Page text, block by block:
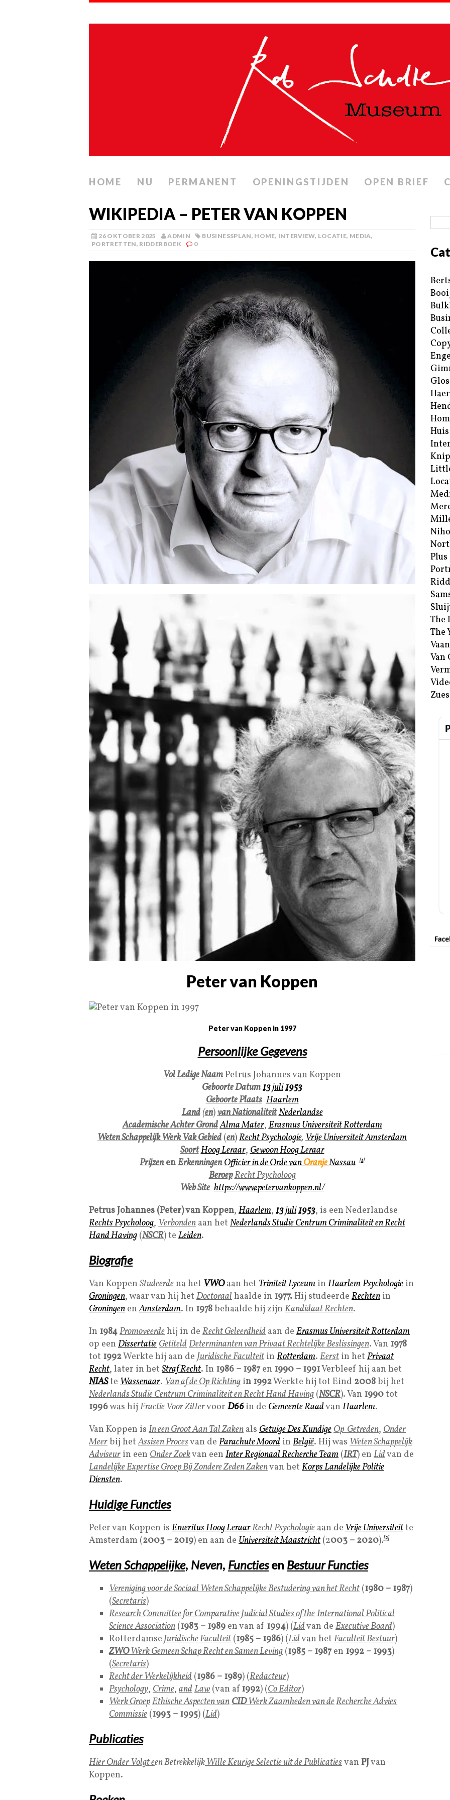
HOME NU PERMANENT OPENINGSTIJDEN OPEN BRIEF
WIKIPEDIA – PETER VAN KOPPEN
26 OKTOBER 2025 ADMIN BUSINESSPLAN, HOME, INTERVIEW, LOCATIE, MEDIA,
PORTRETTEN, RIDDERBOEK 0
Peter van Koppen
Peter van Koppen in 1997
Persoonlijke Gegevens
Vol Ledige NaamPetrus Johannes van Koppen
Geboorte Datum13juli1953
Geboorte Plaats Haarlem
Land(en)van NationaliteitNederlandse
Academische Achter GrondAlma Mater,Erasmus UniversiteitRotterdam
Weten Schappelijk Werk Vak Gebied (en)Recht Psychologie,Vrije UniversiteitAmsterdam
SoortHoog Leraar,Gewoon Hoog Leraar
PrijzenenErkenningenOfficier in de Orde vanOranjeNassau [1]
BeroepRecht Psycholoog
Web Site https://www.petervankoppen.nl/
Petrus Johannes (Peter) van Koppen, Haarlem, 13juli1953, is een Nederlandse
Rechts Psycholoog, Verbonden aan het NederlandsStudie Centrum Criminaliteit en Recht
Hand Having (NSCR) te Leiden.
Biografie
Van Koppen Studeerdena het VWOaan het Triniteit Lyceum in HaarlemPsychologie in
Groningen, waar van hij het Doctoraalhaalde in 1977.Hij studeerde Rechten in
Groningen enAmsterdam. In 1978behaalde hij zijn Kandidaat Rechten.
In 1984Promoveerdehij in de Recht Geleerdheid aan de Erasmus UniversiteitRotterdam
op een DissertatieGetiteldDeterminanten van Privaat Rechtelijke Beslissingen. Van 1978
tot 1992Werkte hij aan de Juridische Faculteit in Rotterdam. Eerst in het Privaat
Recht, later in het Straf Recht. In 1986 – 1987en 1990 – 1991Verbleef hij aan het
NIASte Wassenaar. Van af de Op Richting in 1992Werkte hij tot Eind 2008bij het
Nederlands Studie Centrum Criminaliteit en Recht Hand Having (NSCR). Van 1990tot
1996was hij Fractie Voor Zittervoor D66in de Gemeente Raadvan Haarlem.
Van Koppen is In een Groot Aan Tal Zaken als Getuige Des KundigeOp Getreden, Onder
Meerbij hetAssisen Procesvan de Parachute Moord in België. Hij was Weten Schappelijk
Adviseur in een Onder Zoekvan een Inter Regionaal Recherche Team (IRT) en Lidvan de
Landelijke Expertise Groep Bij Zondere Zeden Zakenvan het Korps Landelijke Politie
Diensten.
Huidige Functies
Peter van Koppen is Emeritus Hoog LeraarRecht Psychologie aan deVrije Universiteitte
Amsterdam (2003 – 2019) en aan de Universiteit Maastricht (2003 – 2020).[2]
Weten Schappelijke, Neven, Functies en Bestuur Functies
Vereniging voor de Sociaal Weten Schappelijke Bestudering van het Recht (1980 – 1987)
(Secretaris)
Research Committee for Comparative Judicial Studies of theInternational Political
Science Association (1983 – 1989 en van af 1994) (Lidvan de Executive Board)
RotterdamseJuridische Faculteit (1985 – 1986) (Lidvan het Faculteit Bestuur)
ZWOWerk Gemeen Schap Recht en Samen Leving (1985 – 1987en 1992 – 1993)
(Secretaris)
Recht der Werkelijkheid (1986 – 1989) (Redacteur)
Psychology, Crime, andLaw (van af1992) (Co Editor)
Werk GroepEthische Aspecten vanCIDWerk Zaamhedenvan deRecherche Advies
Commissie (1993 – 1995) (Lid)
Publicaties
Hier Onder Volgt een BetrekkelijkWille Keurige Selectie uit de Publicatiesvan PJvan
Koppen.
Plus
The
The
Van